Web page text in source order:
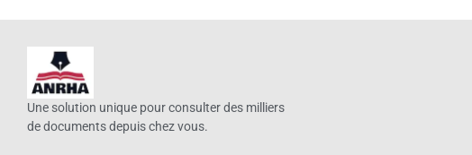
Une solution unique pour consulter des milliers
de documents depuis chez vous.